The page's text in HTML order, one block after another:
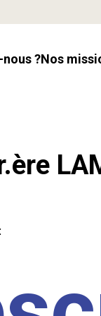
nous ? Nos